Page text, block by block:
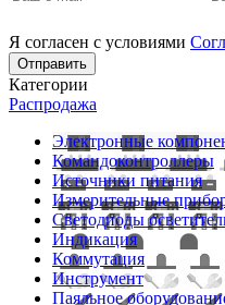
Я согласен с условиями
Отправить
Категории
Распродажа
Электронные
Командоконтроллеры
Источники питания
Измерительные
Светодиоды
Индикация
Коммутация
Инструмент
Паяльное